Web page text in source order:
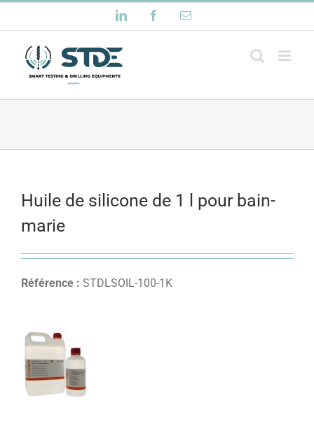
au
contenu
LinkedIn FacebookEmail
Huile de silicone de 1 l pour bain-
marie
Référence : STDLSOIL-100-1K